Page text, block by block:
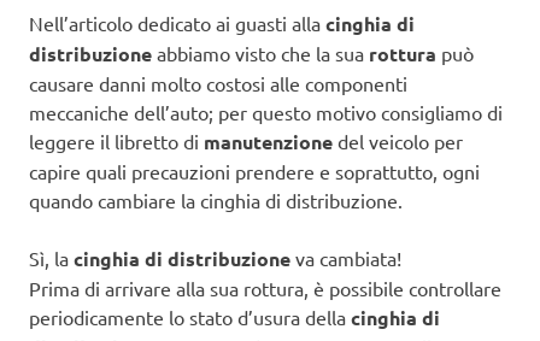
Nell’articolo dedicato ai guasti alla cinghia di
distribuzione abbiamo visto che la sua rottura può
causare danni molto costosi alle componenti
meccaniche dell’auto; per questo motivo consigliamo di
leggere il libretto di manutenzione del veicolo per
capire quali precauzioni prendere e soprattutto, ogni
quando cambiare la cinghia di distribuzione.
Sì, la cinghia di distribuzione va cambiata!
Prima di arrivare alla sua rottura, è possibile controllare
periodicamente lo stato d’usura della cinghia di